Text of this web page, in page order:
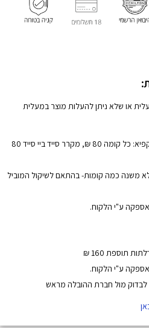
ללא מעלית או שלא ניתן להעלות מוצר במעלית
(מוצר לבן: כל קומה 40 ₪, מקרר/ מקפיא: כל קומה 80 ₪, מקרר סייד ביי סייד 80
משנה כמה קומות- בהתאם לשיקול המוביל
ע"י הלקוח.
ע"י הלקוח.
לבדוק מול חברת ההובלה מראש